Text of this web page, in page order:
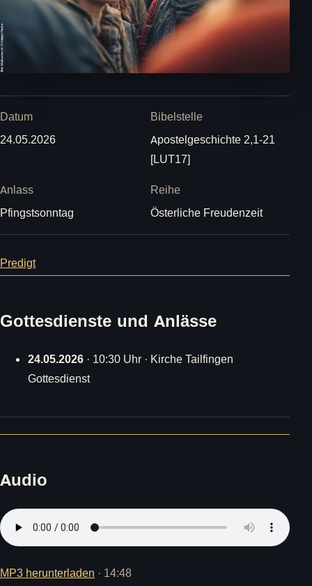
Datum
24.05.2026
Bibelstelle
Apostelgeschichte 2,1-21
[LUT17]
Anlass
Pfingstsonntag
Reihe
Österliche Freudenzeit
Predigt
Gottesdienste und Anlässe
24.05.2026 · 10:30 Uhr · Kirche Tailfingen
Gottesdienst
Audio
MP3 herunterladen · 14:48